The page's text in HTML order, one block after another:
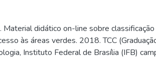
Material didático on-line sobre classificação
às áreas verdes. 2018. TCC
Instituto Federal de Brasília (IFB)